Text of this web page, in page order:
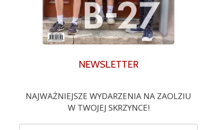
NEWSLETTER
NAJWAŻNIEJSZE WYDARZENIA NA ZAOLZIU
W TWOJEJ SKRZYNCE!